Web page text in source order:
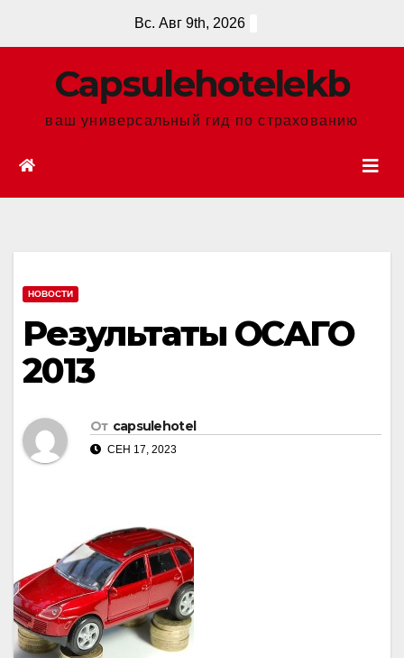
Вс. Авг 9th, 2026
Сapsulehotelekb
ваш универсальный гид по страхованию
НОВОСТИ
Результаты ОСАГО
2013
От capsulehotel
СЕН 17, 2023